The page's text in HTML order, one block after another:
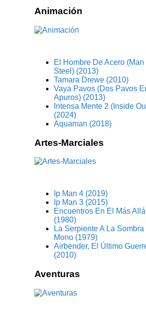
Animación
El Hombre De Acero (Man
Steel) (2013)
Tamara Drewe (2010)
Vaya Pavos (Dos Pavos
Apuros) (2013)
Intensa Mente 2 (Inside
(2024)
Aquaman (2018)
Artes-Marciales
Ip Man 4 (2019)
Ip Man 3 (2015)
Encuentros En El Más Allá
(1980)
La Serpiente A La Sombra
Mono (1979)
Airbender, El Último
(2010)
Aventuras